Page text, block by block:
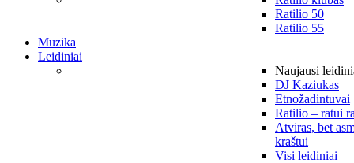
Ratilio 50
Ratilio 55
Muzika
Leidiniai
Naujausi
DJ Kaziukas
Etnožadintuvai
Ratilio – ratui
Atviras, bet
kraštui
Visi leidiniai